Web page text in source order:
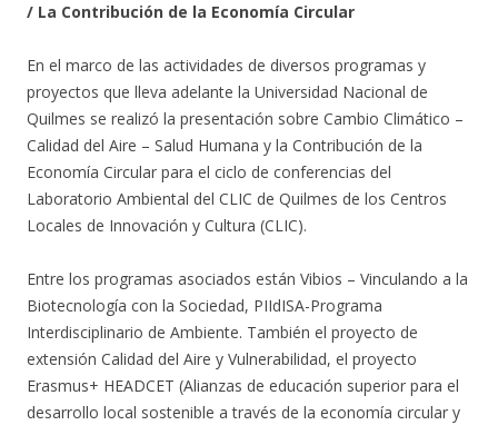
/ La Contribución de la Economía Circular
En el marco de las actividades de diversos programas y
proyectos que lleva adelante la Universidad Nacional de
Quilmes se realizó la presentación sobre Cambio Climático –
Calidad del Aire – Salud Humana y la Contribución de la
Economía Circular para el ciclo de conferencias del
Laboratorio Ambiental del CLIC de Quilmes de los Centros
Locales de Innovación y Cultura (CLIC).
Entre los programas asociados están Vibios – Vinculando a la
Biotecnología con la Sociedad, PIIdISA-Programa
Interdisciplinario de Ambiente. También el proyecto de
extensión Calidad del Aire y Vulnerabilidad, el proyecto
Erasmus+ HEADCET (Alianzas de educación superior para el
desarrollo local sostenible a través de la economía circular y